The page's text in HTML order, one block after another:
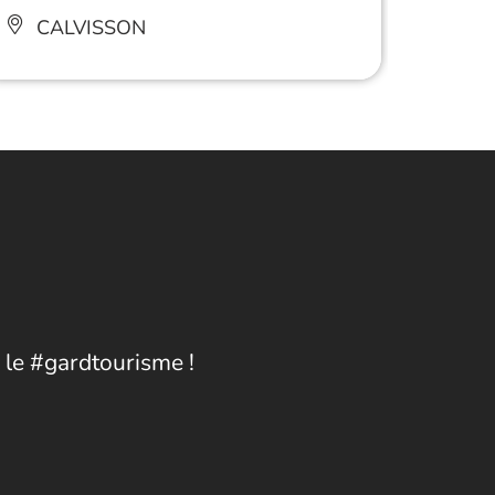
CALVISSON
#gardtourisme !